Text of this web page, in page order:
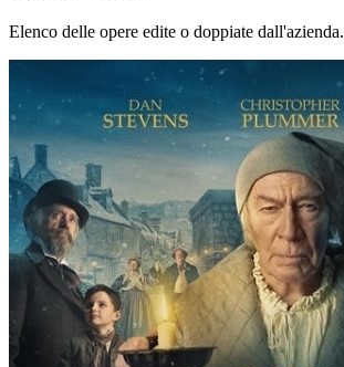
Elenco delle opere edite o doppiate dall'azienda.